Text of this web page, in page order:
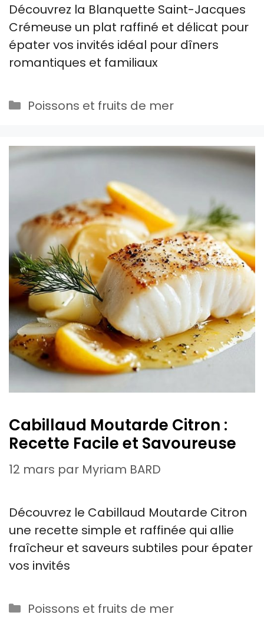
Découvrez la Blanquette Saint-Jacques
Crémeuse un plat raffiné et délicat pour
épater vos invités idéal pour dîners
romantiques et familiaux
Catégories
Poissons et fruits de mer
Cabillaud Moutarde Citron :
Recette Facile et Savoureuse
12 mars par Myriam BARD
Découvrez le Cabillaud Moutarde Citron
une recette simple et raffinée qui allie
fraîcheur et saveurs subtiles pour épater
vos invités
Catégories
Poissons et fruits de mer